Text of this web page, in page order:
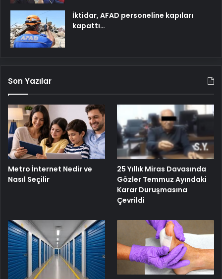
İktidar, AFAD personeline kapıları
kapattı…
Son Yazılar
Metro İnternet Nedir ve
Nasıl Seçilir
25 Yıllık Miras Davasında
Gözler Temmuz Ayındaki
Karar Duruşmasına
Çevrildi